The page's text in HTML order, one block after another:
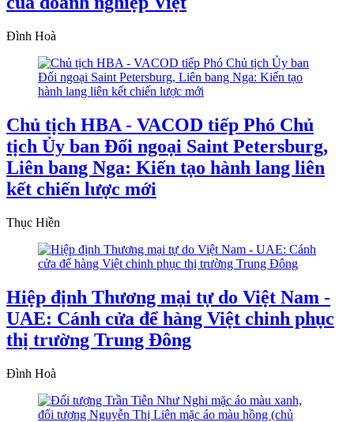
Đình Hoà
Chủ tịch HBA - VACOD tiếp Phó Chủ
tịch Ủy ban Đối ngoại Saint Petersburg,
Liên bang Nga: Kiến tạo hành lang liên
kết chiến lược mới
Thục Hiền
Hiệp định Thương mại tự do Việt Nam -
UAE: Cánh cửa để hàng Việt chinh phục
thị trường Trung Đông
Đình Hoà